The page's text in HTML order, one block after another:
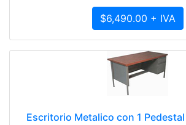
$6,490.00 + IVA
Escritorio Metalico con 1